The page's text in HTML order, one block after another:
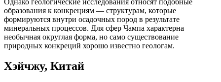
образования к конкрециям — структурам, которые
формируются внутри осадочных пород в результате
минеральных процессов. Для сфер Чампа характерна
необычная округлая форма, но само существование
природных конкреций хорошо известно геологам.
Хэйчжу, Китай